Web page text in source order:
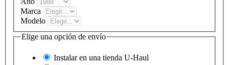
Marca
Modelo
Elige una opción de envío
Instalar en una tienda U-Haul